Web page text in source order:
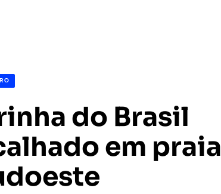
do Brasil
em praia